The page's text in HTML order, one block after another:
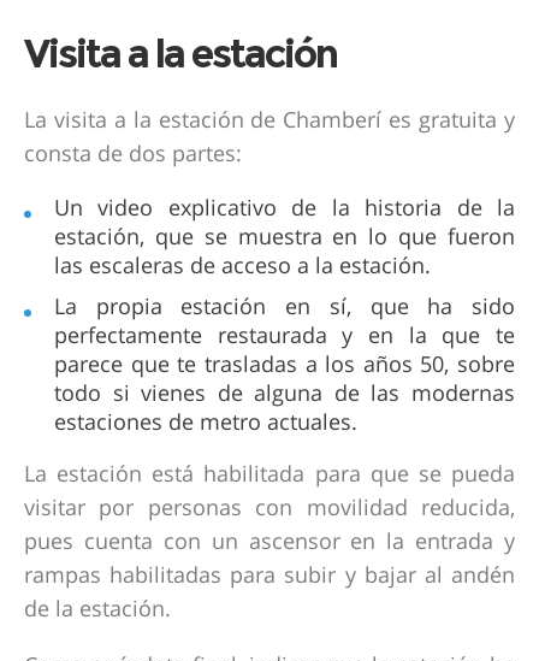
Visita a la estación
La visita a la estación de Chamberí es gratuita y
consta de dos partes:
Un video explicativo de la historia de la
estación, que se muestra en lo que fueron
las escaleras de acceso a la estación.
La propia estación en sí, que ha sido
perfectamente restaurada y en la que te
parece que te trasladas a los años 50, sobre
todo si vienes de alguna de las modernas
estaciones de metro actuales.
La estación está habilitada para que se pueda
visitar por personas con movilidad reducida,
pues cuenta con un ascensor en la entrada y
rampas habilitadas para subir y bajar al andén
de la estación.